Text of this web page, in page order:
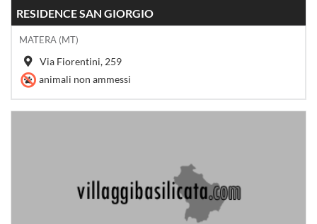
RESIDENCE SAN GIORGIO
MATERA (MT)
Via Fiorentini, 259
animali non ammessi